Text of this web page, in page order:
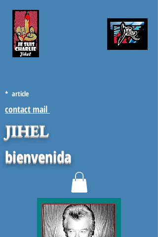
* article
contact mail
JIHEL
bienvenida